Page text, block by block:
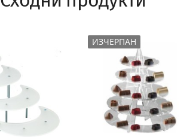
ИЗЧЕРПАН